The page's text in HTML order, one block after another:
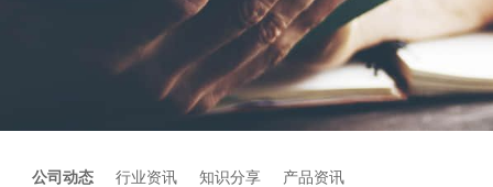
公司动态 行业资讯 知识分享 产品资讯